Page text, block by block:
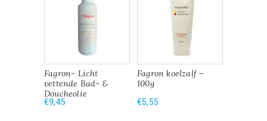
Fagron- Licht
vettende Bad- &
Doucheolie
€9,45
Fagron koelzalf –
100g
€5,55